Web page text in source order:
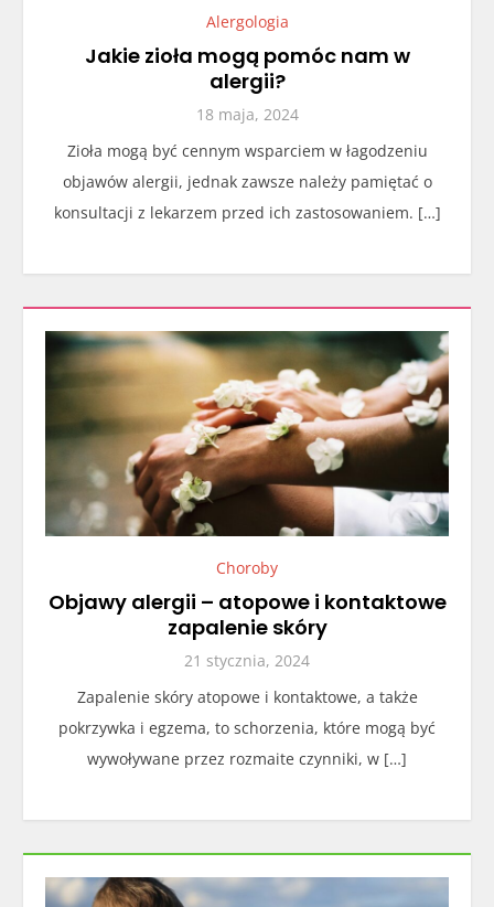
Alergologia
Jakie zioła mogą pomóc nam w
alergii?
18 maja, 2024
Zioła mogą być cennym wsparciem w łagodzeniu
objawów alergii, jednak zawsze należy pamiętać o
konsultacji z lekarzem przed ich zastosowaniem. […]
Choroby
Objawy alergii – atopowe i kontaktowe
zapalenie skóry
21 stycznia, 2024
Zapalenie skóry atopowe i kontaktowe, a także
pokrzywka i egzema, to schorzenia, które mogą być
wywoływane przez rozmaite czynniki, w […]